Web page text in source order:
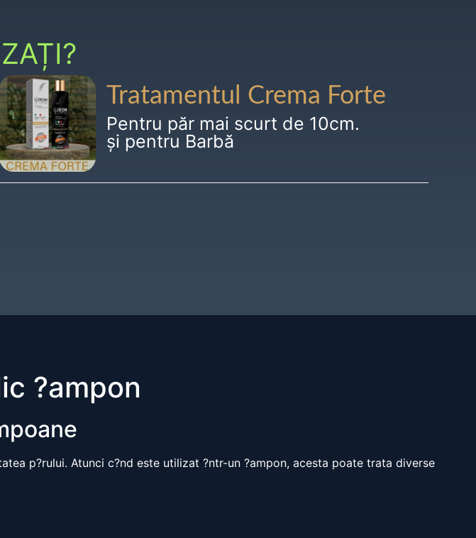
Tratamentul Crema Forte
Pentru păr mai scurt de 10cm.
și pentru Barbă
?ampon
p?rului. Atunci c?nd este utilizat ?ntr-un ?ampon, acesta poate trata diverse